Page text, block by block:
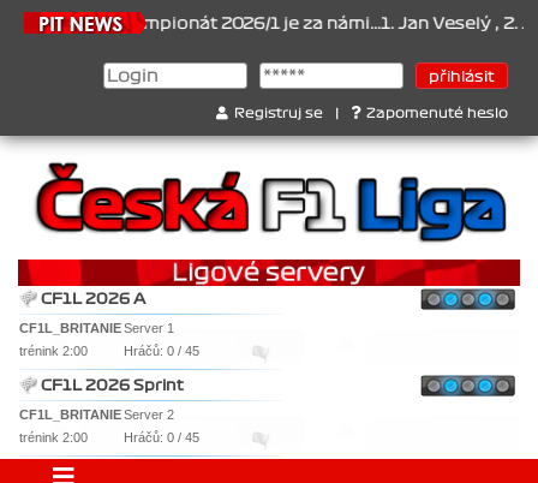
Šampionát 2026/1 je za námi...1. Jan Veselý , 2. Jan
Registruj se Zapomenuté heslo
CF1L 2026 A
CF1L_BRITANIEServer 1
trénink 2:00
Hráčů: 0 / 45
CF1L 2026 Sprint
CF1L_BRITANIEServer 2
trénink 2:00
Hráčů: 0 / 45